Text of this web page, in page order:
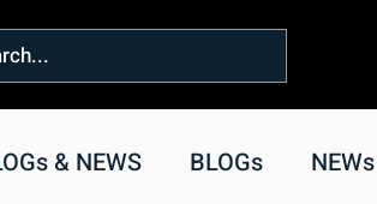
& NEWS BLOGs